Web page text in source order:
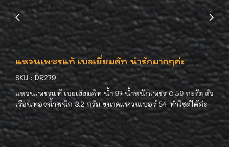
แหวนเพชรแท้ เบลเยี่ยมคัท น่ารักมากๆค่ะ
SKU : DR279
แหวนเพชรแท้ เบยเยี่ยมคัท น้ำ 97 น้ำหนักเพชร 0.59 กะรัต ตัว
เรือนทองน้ำหนัก 3.2 กรัม ขนาดแหวนเบอร์ 54 ทำไซด์ได้ค่ะ